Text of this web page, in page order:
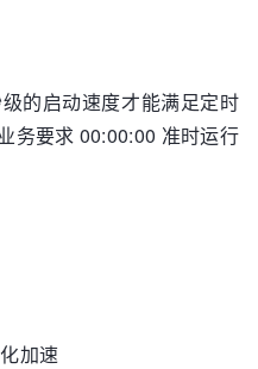
的启动速度才能满足定时
务要求 00:00:00 准时运行
加速